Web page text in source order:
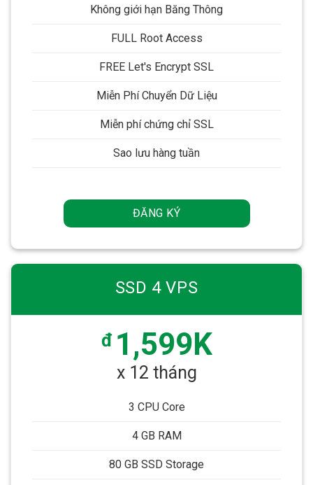
Không giới hạn Băng Thông
FULL Root Access
FREE Let's Encrypt SSL
Miễn Phí Chuyển Dữ Liệu
Miễn phí chứng chỉ SSL
Sao lưu hàng tuần
ĐĂNG KÝ
SSD 4 VPS
đ 1,599K
x 12 tháng
3 CPU Core
4 GB RAM
80 GB SSD Storage